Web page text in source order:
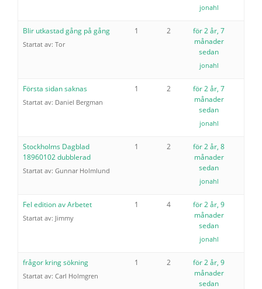
jonahl
Blir utkastad gång på gång
Startat av: Tor
1 2
för 2 år, 7
månader
sedan
jonahl
Första sidan saknas
Startat av: Daniel Bergman
1 2
för 2 år, 7
månader
sedan
jonahl
Stockholms Dagblad
18960102 dubblerad
Startat av: Gunnar Holmlund
1 2
för 2 år, 8
månader
sedan
jonahl
Fel edition av Arbetet
Startat av: Jimmy
1 4
för 2 år, 9
månader
sedan
jonahl
frågor kring sökning
Startat av: Carl Holmgren
1 2
för 2 år, 9
månader
sedan